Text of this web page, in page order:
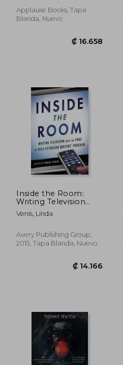
₡ 86.937
Applause Books, Tapa
Blanda, Nuevo
Inside the Room:
Writing Television
With the Pros at Ucla
Extension Writers'
Venis, Linda
Avery Publishing Group,
2013, Tapa Blanda, Nuevo